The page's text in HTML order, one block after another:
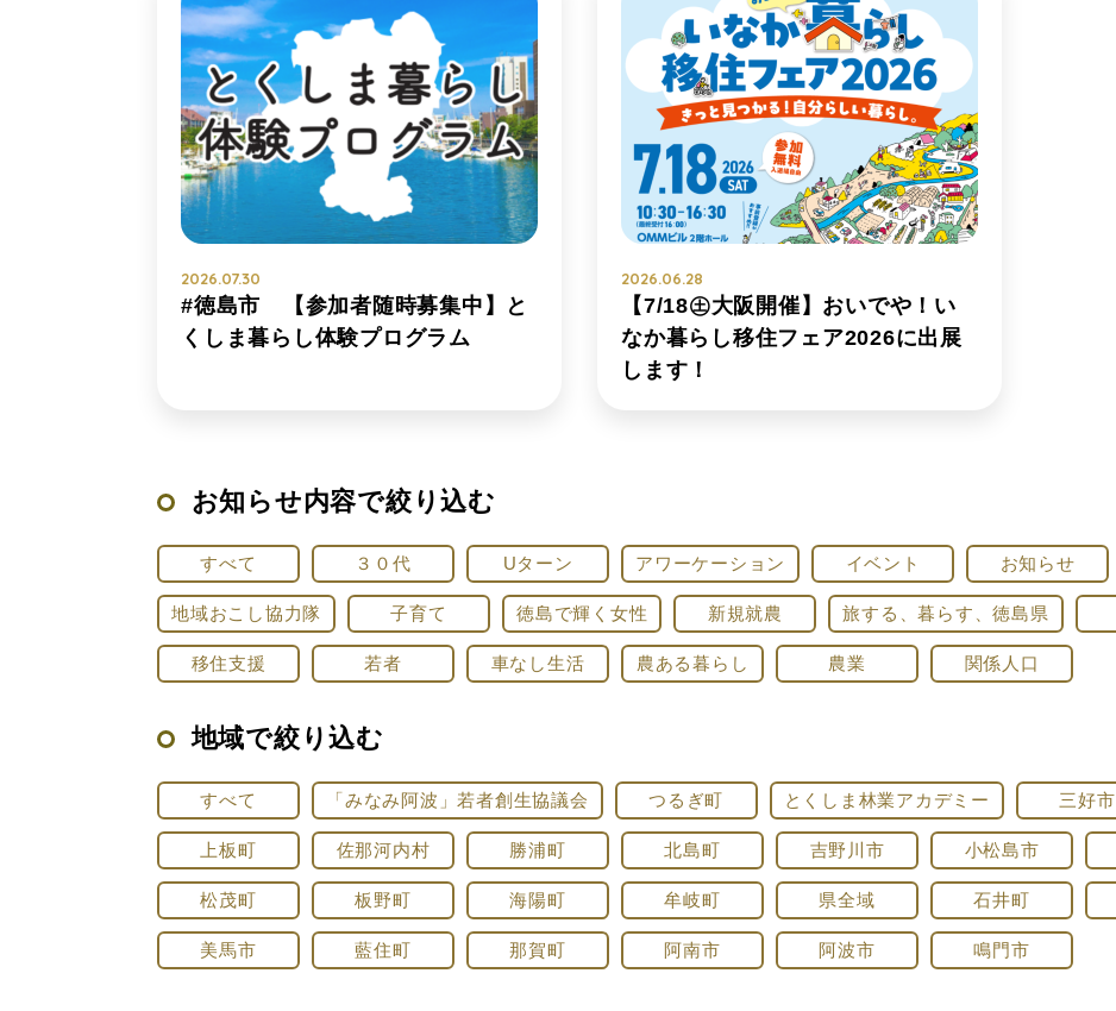
2026.07.30
#徳島市 【参加者随時募集中】と
くしま暮らし体験プログラム
2026.06.28
【7/18㊏大阪開催】おいでや！い
なか暮らし移住フェア2026に出展
します！
お知らせ内容で絞り込む
すべて ３０代 Uターン アワーケーション イベント お知らせ
地域おこし協力隊 子育て 徳島で輝く女性 新規就農 旅する、暮らす、徳島県
移住支援 若者 車なし生活 農ある暮らし 農業 関係人口
地域で絞り込む
すべて 「みなみ阿波」若者創生協議会 つるぎ町 とくしま林業アカデミー 三好市
上板町 佐那河内村 勝浦町 北島町 吉野川市 小松島市
松茂町 板野町 海陽町 牟岐町 県全域 石井町
美馬市 藍住町 那賀町 阿南市 阿波市 鳴門市